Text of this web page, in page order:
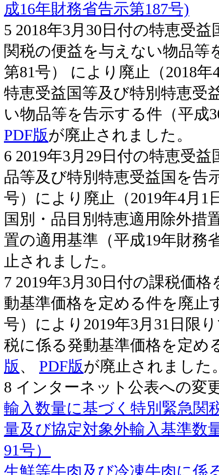
成16年財務省告示第187号)
5 2018年3月30日付の特恵受
関税の便益を与えない物品等
第81号） により廃止（2018
特恵受益国等及び特別特恵受
い物品等を告示する件（平成
PDF版が廃止されました。
6 2019年3月29日付の特恵受
品等及び特別特恵受益国を告
号）により廃止（2019年4月1
国別・品目別特恵適用除外措
置の適用基準（平成19年財務
止されました。
7 2019年3月30日付の課税価
動基準価格を定める件を廃止
号）により2019年3月31日限
税に係る発動基準価格を定め
版 、 PDF版が廃止されました
8 インターネット公表への変
輸入数量に基づく特別緊急関
量及び協定対象外輸入基準数
91号）
生鮮等牛肉及び冷凍牛肉に係